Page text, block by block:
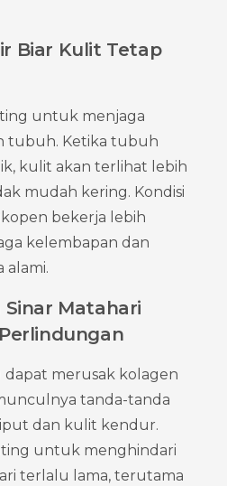
Biar Kulit Tetap
untuk menjaga
tubuh. Ketika tubuh
kulit akan terlihat lebih
mudah kering. Kondisi
bekerja lebih
kelembapan dan
alami.
Sinar Matahari
dapat merusak kolagen
tanda-tanda
dan kulit kendur.
untuk menghindari
terlalu lama, terutama